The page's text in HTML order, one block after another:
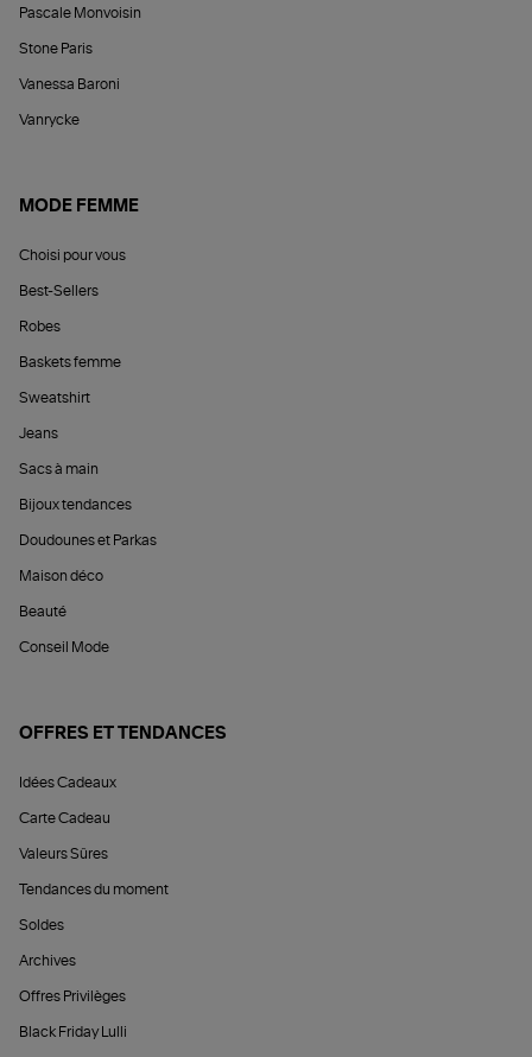
Pascale Monvoisin
Stone Paris
Vanessa Baroni
Vanrycke
MODE FEMME
Choisi pour vous
Best-Sellers
Robes
Baskets femme
Sweatshirt
Jeans
Sacs à main
Bijoux tendances
Doudounes et Parkas
Maison déco
Beauté
Conseil Mode
OFFRES ET TENDANCES
Idées Cadeaux
Carte Cadeau
Valeurs Sûres
Tendances du moment
Soldes
Archives
Offres Privilèges
Black Friday Lulli